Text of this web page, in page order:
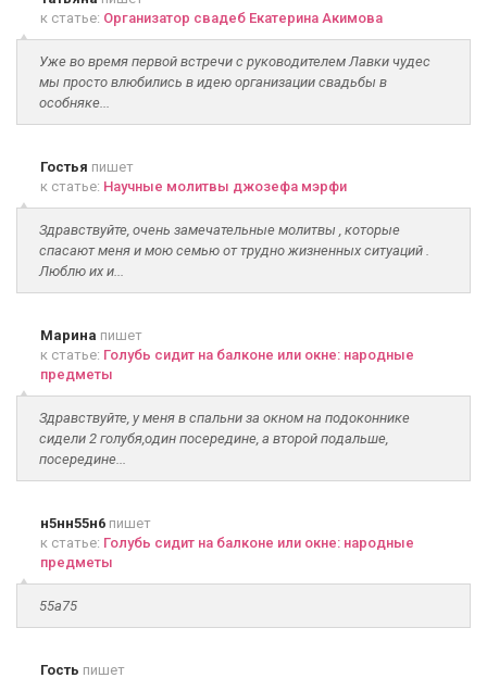
к статье: Организатор свадеб Екатерина Акимова
Уже во время первой встречи с руководителем Лавки чудес
мы просто влюбились в идею организации свадьбы в
особняке...
Гостья пишет
к статье: Научные молитвы джозефа мэрфи
Здравствуйте, очень замечательные молитвы , которые
спасают меня и мою семью от трудно жизненных ситуаций .
Люблю их и...
Марина пишет
к статье: Голубь сидит на балконе или окне: народные
предметы
Здравствуйте, у меня в спальни за окном на подоконнике
сидели 2 голубя,один посередине, а второй подальше,
посередине...
н5нн55н6 пишет
к статье: Голубь сидит на балконе или окне: народные
предметы
55а75
Гость пишет